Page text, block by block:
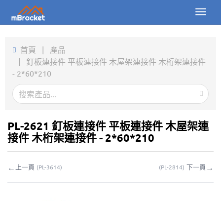
Toggle
產品
新聞
關於我們
下載
首頁 | 產品
| 釘板連接件 平板連接件 木屋架連接件 木桁架連接件
- 2*60*210
PL-2621 釘板連接件 平板連接件 木屋架連
接件 木桁架連接件 - 2*60*210
← 上一頁 (PL-3614) (PL-2814) 下一頁 →